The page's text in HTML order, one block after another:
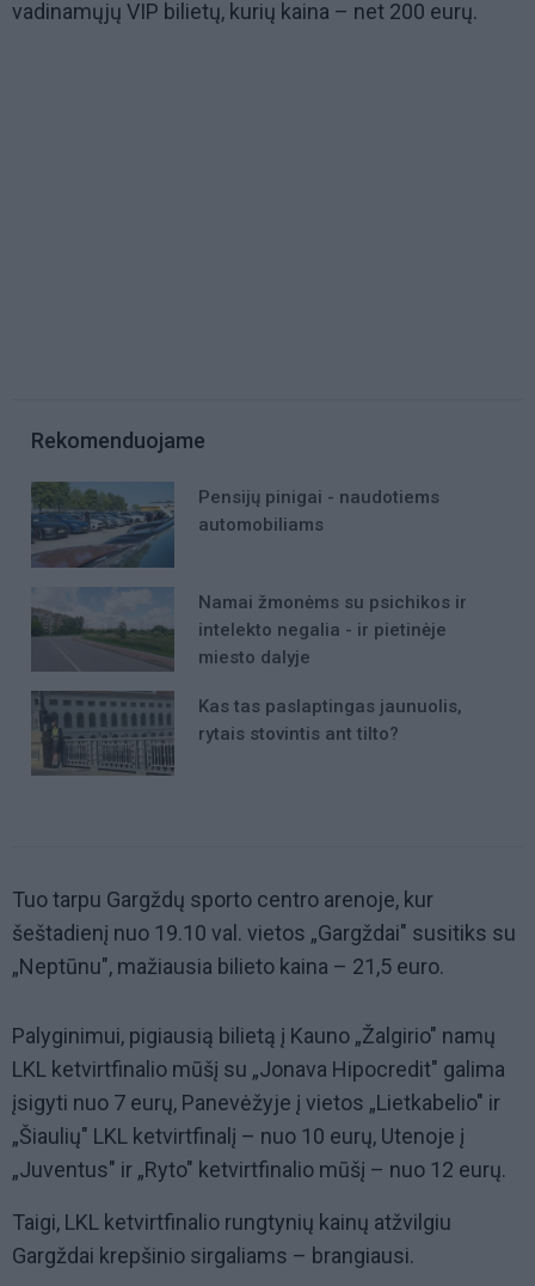
vadinamųjų VIP bilietų, kurių kaina – net 200 eurų.
Rekomenduojame
Pensijų pinigai - naudotiems
automobiliams
Namai žmonėms su psichikos ir
intelekto negalia - ir pietinėje
miesto dalyje
Kas tas paslaptingas jaunuolis,
rytais stovintis ant tilto?
Tuo tarpu Gargždų sporto centro arenoje, kur
šeštadienį nuo 19.10 val. vietos „Gargždai" susitiks su
„Neptūnu", mažiausia bilieto kaina – 21,5 euro.
Palyginimui, pigiausią bilietą į Kauno „Žalgirio" namų
LKL ketvirtfinalio mūšį su „Jonava Hipocredit" galima
įsigyti nuo 7 eurų, Panevėžyje į vietos „Lietkabelio" ir
„Šiaulių" LKL ketvirtfinalį – nuo 10 eurų, Utenoje į
„Juventus" ir „Ryto" ketvirtfinalio mūšį – nuo 12 eurų.
Taigi, LKL ketvirtfinalio rungtynių kainų atžvilgiu
Gargždai krepšinio sirgaliams – brangiausi.